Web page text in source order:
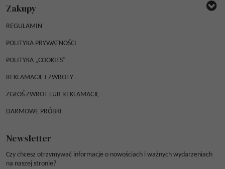
Zakupy
REGULAMIN
POLITYKA PRYWATNOŚCI
POLITYKA „COOKIES”
REKLAMACJE I ZWROTY
ZGŁOŚ ZWROT LUB REKLAMACJĘ
DARMOWE PRÓBKI
Newsletter
Czy chcesz otrzymywać informacje o nowościach i ważnych wydarzeniach
na naszej stronie?